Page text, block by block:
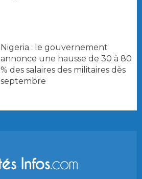
Nigeria : le gouvernement
annonce une hausse de 30 à 80
% des salaires des militaires dès
septembre